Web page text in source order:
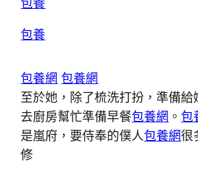
包養
包養網 包養網
至於她，除了梳洗打扮，準備給
去廚房幫忙準備早餐包養網 。包
是嵐府，要侍奉的僕人包養網很
修